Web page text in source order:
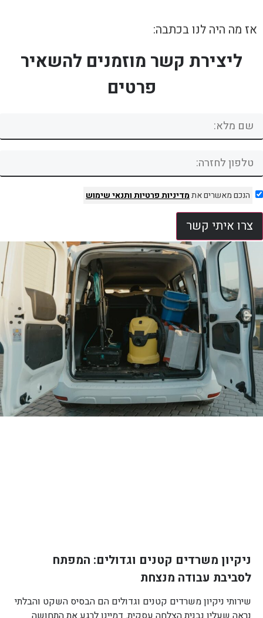
אז מה היה לנו בכתבה:
ליצירת קשר מוזמנים להשאיר
פרטים
הנכם מאשרים אתמדיניות פרטיותותנאי שימוש
צרו איתי קשר
ניקיון משרדים קטנים וגדולים: המפתח
לסביבת עבודה מנצחת
שירותי ניקיון משרדים קטנים וגדולים הם הבסיס השקט והבלתי